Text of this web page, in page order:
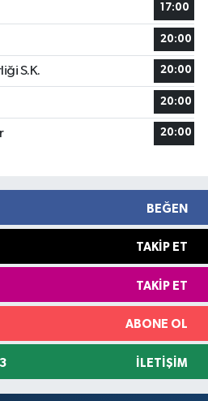
17:00
20:00
S.K. 20:00
20:00
20:00
BEĞEN
TAKIP ET
TAKIP ET
ABONE OL
İLETIŞIM